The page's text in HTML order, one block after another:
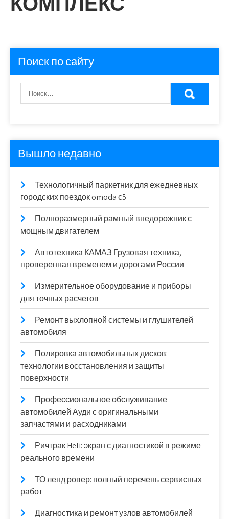
Поиск по сайту
Вышло недавно
Технологичный паркетник для ежедневных
городских поездок omoda с5
Полноразмерный рамный внедорожник с
мощным двигателем
Автотехника КАМАЗ Грузовая техника,
проверенная временем и дорогами России
Измерительное оборудование и приборы
для точных расчетов
Ремонт выхлопной системы и глушителей
автомобиля
Полировка автомобильных дисков:
технологии восстановления и защиты
поверхности
Профессиональное обслуживание
автомобилей Ауди с оригинальными
запчастями и расходниками
Ричтрак Heli: экран с диагностикой в режиме
реального времени
ТО ленд ровер: полный перечень сервисных
работ
Диагностика и ремонт узлов автомобилей